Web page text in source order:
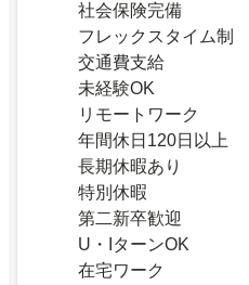
社会保険完備
フレックスタイム制
交通費支給
未経験OK
リモートワーク
年間休日120日以上
長期休暇あり
特別休暇
第二新卒歓迎
U・IターンOK
在宅ワーク